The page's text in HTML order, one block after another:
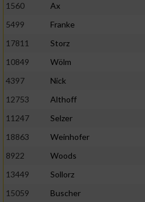
1560
Ax
5499
Franke
17811
Storz
10849
Wölm
4397
Nick
12753
Althoff
11247
Selzer
18863
Weinhofer
8922
Woods
13449
Sollorz
15059
Buscher